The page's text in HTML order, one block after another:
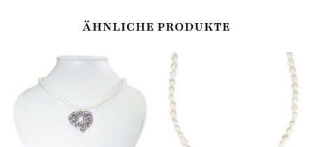
ÄHNLICHE PRODUKTE